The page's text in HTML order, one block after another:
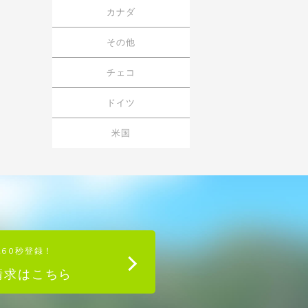
カナダ
その他
チェコ
ドイツ
米国
秒登録！
はこちら